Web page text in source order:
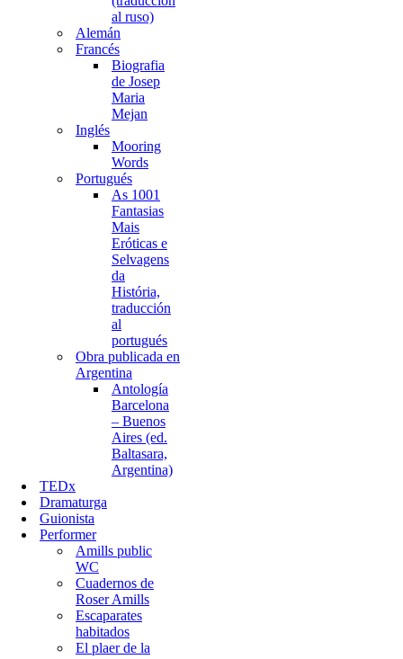
al ruso)
Alemán
Francés
Biografia
de Josep
Maria
Mejan
Inglés
Mooring
Words
Portugués
As 1001
Fantasias
Mais
Eróticas e
Selvagens
da
História,
traducción
al
portugués
Obra publicada en
Argentina
Antología
Barcelona
– Buenos
Aires (ed.
Baltasara,
Argentina)
TEDx
Dramaturga
Guionista
Performer
Amills public
WC
Cuadernos de
Roser Amills
Escaparates
habitados
El plaer de la